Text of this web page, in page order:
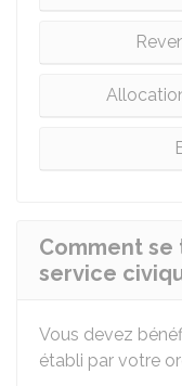
Comment se
service
Vous devez
établi par votre